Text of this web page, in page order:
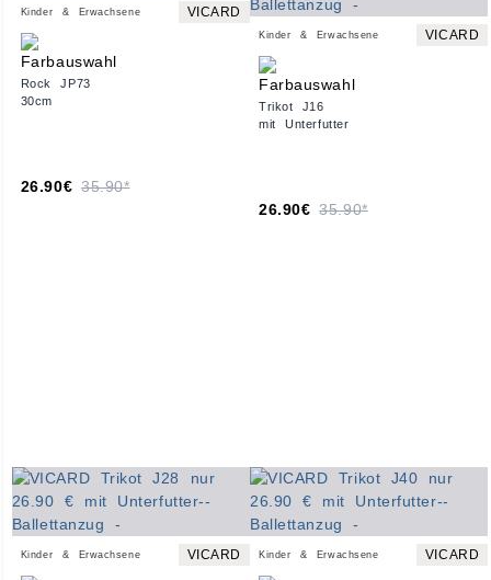
Kinder & Erwachsene VICARD
Rock JP73
30cm
26.90€ 35.90*
Kinder & Erwachsene VICARD
Trikot J16
mit Unterfutter
26.90€ 35.90*
Kinder & Erwachsene VICARD Kinder & Erwachsene VICARD